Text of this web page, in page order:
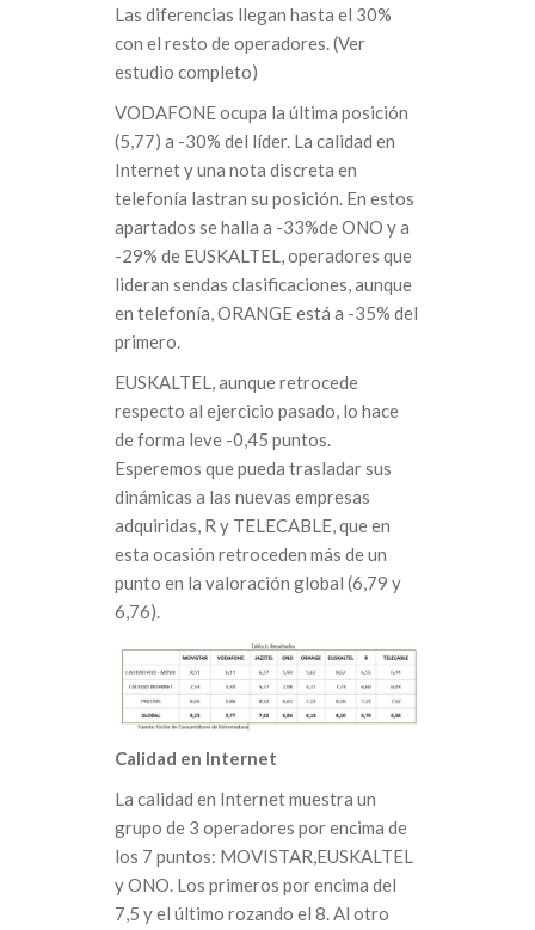
Las diferencias llegan hasta el 30%
con el resto de operadores. (Ver
estudio completo)
VODAFONE ocupa la última posición
(5,77) a -30% del líder. La calidad en
Internet y una nota discreta en
telefonía lastran su posición. En estos
apartados se halla a -33%de ONO y a
-29% de EUSKALTEL, operadores que
lideran sendas clasificaciones, aunque
en telefonía, ORANGE está a -35% del
primero.
EUSKALTEL, aunque retrocede
respecto al ejercicio pasado, lo hace
de forma leve -0,45 puntos.
Esperemos que pueda trasladar sus
dinámicas a las nuevas empresas
adquiridas, R y TELECABLE, que en
esta ocasión retroceden más de un
punto en la valoración global (6,79 y
6,76).
Calidad en Internet
La calidad en Internet muestra un
grupo de 3 operadores por encima de
los 7 puntos: MOVISTAR,EUSKALTEL
y ONO. Los primeros por encima del
7,5 y el último rozando el 8. Al otro